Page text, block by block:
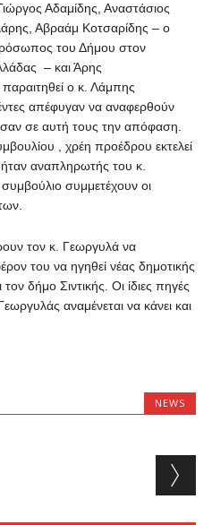
Αδαμίδης, Αναστάσιος
Αβραάμ Κοτσαρίδης – ο
του Δήμου στον
– και Άρης
ο κ. Λάμπης
απέφυγαν να αναφερθούν
σε αυτή τους την απόφαση.
, χρέη προέδρου εκτελεί
αναπληρωτής του κ.
συμμετέχουν οι
τον κ. Γεωργυλά να
του να ηγηθεί νέας δημοτικής
δήμο Σιντικής. Οι ίδιες πηγές
αναμένεται να κάνει και
NEWS